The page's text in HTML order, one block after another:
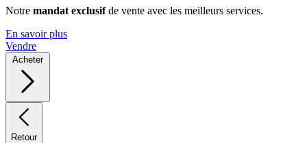
Notre mandat exclusifde vente avec les meilleurs services.
En savoir plus
Vendre
Acheter
Retour